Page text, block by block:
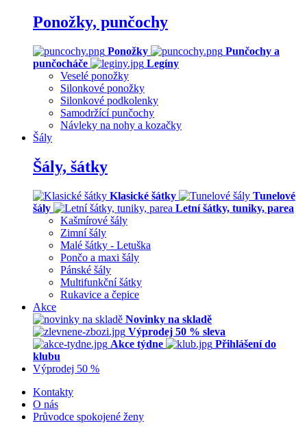
Ponožky, punčochy
Ponožky
Punčochy a
punčocháče
Legíny
Veselé ponožky
Silonkové ponožky
Silonkové podkolenky
Samodržící punčochy
Návleky na nohy a kozačky
Šály
Šály, šátky
Klasické šátky
Tunelové
šály
Letní šátky, tuniky, parea
Kašmírové šály
Zimní šály
Malé šátky - Letuška
Pončo a maxi šály
Pánské šály
Multifunkční šátky
Rukavice a čepice
Akce
Novinky na skladě
Výprodej 50 % sleva
Akce týdne
Přihlášení do
klubu
Výprodej 50 %
Kontakty
O nás
Průvodce spokojené ženy